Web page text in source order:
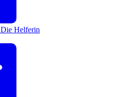
Die Helferin